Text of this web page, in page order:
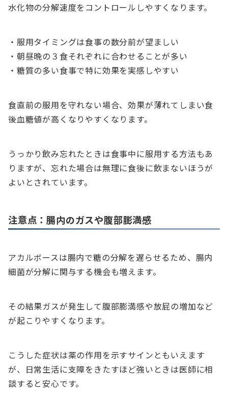
水化物の分解速度をコントロールしやすくなります。
・服用タイミングは食事の数分前が望ましい
・朝昼晩の３食それぞれに合わせることが多い
・糖質の多い食事で特に効果を実感しやすい
食直前の服用を守れない場合、効果が薄れてしまい食
後血糖値が高くなりやすくなります。
うっかり飲み忘れたときは食事中に服用する方法もあ
りますが、忘れた場合は無理に食後に飲まないほうが
よいとされています。
注意点：腸内のガスや腹部膨満感
アカルボースは腸内で糖の分解を遅らせるため、腸内
細菌が分解に関与する機会も増えます。
その結果ガスが発生して腹部膨満感や放屁の増加など
が起こりやすくなります。
こうした症状は薬の作用を示すサインともいえます
が、日常生活に支障をきたすほど強いときは医師に相
談すると安心です。